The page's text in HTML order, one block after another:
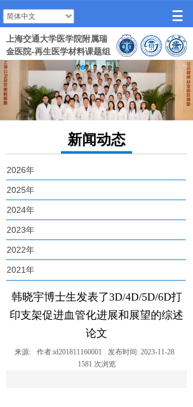
简体中文
上海交通大学医学院附属瑞
金医院-再生医学材料课题组
新闻动态
2026年
2025年
2024年
2023年
2022年
2021年
韩晓宇博士生发表了3D/4D/5D/6D打
印支架促进血管化进展和展望的综述
论文
来源: 作者:id201811160001 发布时间: 2023-11-28
1581 次浏览